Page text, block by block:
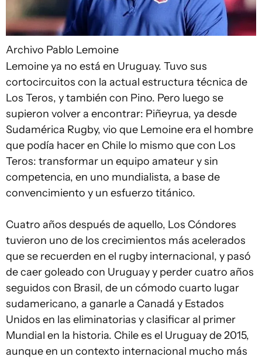
Archivo Pablo Lemoine
Lemoine ya no está en Uruguay. Tuvo sus
cortocircuitos con la actual estructura técnica de
Los Teros, y también con Pino. Pero luego se
supieron volver a encontrar: Piñeyrua, ya desde
Sudamérica Rugby, vio que Lemoine era el hombre
que podía hacer en Chile lo mismo que con Los
Teros: transformar un equipo amateur y sin
competencia, en uno mundialista, a base de
convencimiento y un esfuerzo titánico.
Cuatro años después de aquello, Los Cóndores
tuvieron uno de los crecimientos más acelerados
que se recuerden en el rugby internacional, y pasó
de caer goleado con Uruguay y perder cuatro años
seguidos con Brasil, de un cómodo cuarto lugar
sudamericano, a ganarle a Canadá y Estados
Unidos en las eliminatorias y clasificar al primer
Mundial en la historia. Chile es el Uruguay de 2015,
aunque en un contexto internacional mucho más